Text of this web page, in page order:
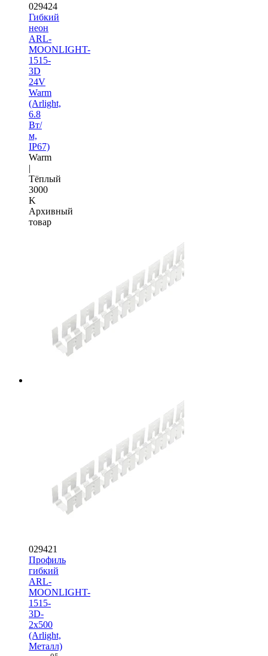
029424
Гибкий
неон
ARL-
MOONLIGHT-
1515-
3D
24V
Warm
(Arlight,
6.8
Вт/
м,
IP67)
Warm
|
Тёплый
3000
K
Архивный
товар
029421
Профиль
гибкий
ARL-
MOONLIGHT-
1515-
3D-
2x500
(Arlight,
Металл)